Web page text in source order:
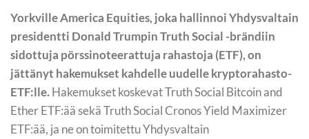
Yorkville America Equities, joka hallinnoi Yhdysvaltain
presidentti Donald Trumpin Truth Social -brändiin
sidottuja pörssinoteerattuja rahastoja (ETF), on
jättänyt hakemukset kahdelle uudelle kryptorahasto-
ETF:lle. Hakemukset koskevat Truth Social Bitcoin and
Ether ETF:ää sekä Truth Social Cronos Yield Maximizer
ETF:ää, ja ne on toimitettu Yhdysvaltain